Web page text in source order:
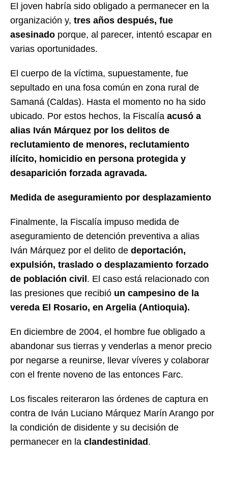
El joven habría sido obligado a permanecer en la
organización y, tres años después, fue
asesinado porque, al parecer, intentó escapar en
varias oportunidades.
El cuerpo de la víctima, supuestamente, fue
sepultado en una fosa común en zona rural de
Samaná (Caldas). Hasta el momento no ha sido
ubicado. Por estos hechos, la Fiscalía acusó a
alias Iván Márquez por los delitos de
reclutamiento de menores, reclutamiento
ilícito, homicidio en persona protegida y
desaparición forzada agravada.
Medida de aseguramiento por desplazamiento
Finalmente, la Fiscalía impuso medida de
aseguramiento de detención preventiva a alias
Iván Márquez por el delito de deportación,
expulsión, traslado o desplazamiento forzado
de población civil . El caso está relacionado con
las presiones que recibió un campesino de la
vereda El Rosario, en Argelia (Antioquia).
En diciembre de 2004, el hombre fue obligado a
abandonar sus tierras y venderlas a menor precio
por negarse a reunirse, llevar víveres y colaborar
con el frente noveno de las entonces Farc.
Los fiscales reiteraron las órdenes de captura en
contra de Iván Luciano Márquez Marín Arango por
la condición de disidente y su decisión de
permanecer en la clandestinidad .